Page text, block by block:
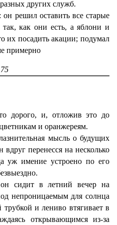
других служб.
он решил оставить все старые
как они есть, а яблони и
их посадить акации; подумал
примерно
75
дорого, и, отложив это до
и оранжереям.
мысль о будущих
перенесся на несколько
уж имение устроено по его
сидит в летний вечер на
непроницаемым для солнца
и лениво втягивает в
открывающимся из-за